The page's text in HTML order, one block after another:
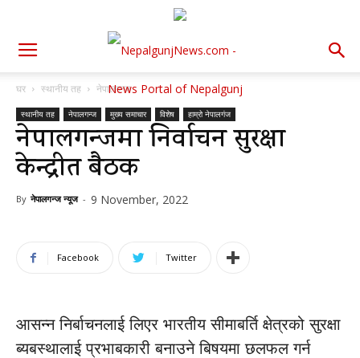
घर स्थानीय तह नेपालगन्ज
स्थानीय तह नेपालगन्ज मुख्य समाचार विशेष हाम्रो नेपालगंज
नेपालगन्जमा निर्वाचन सुरक्षा
केन्द्रीत बैठक
By नेपालगन्ज न्यूज - 9 November, 2022
Facebook Twitter
आसन्न निर्बाचनलाई लिएर भारतीय सीमाबर्ति क्षेत्रको सुरक्षा
ब्यबस्थालाई प्रभाबकारी बनाउने बिषयमा छलफल गर्न